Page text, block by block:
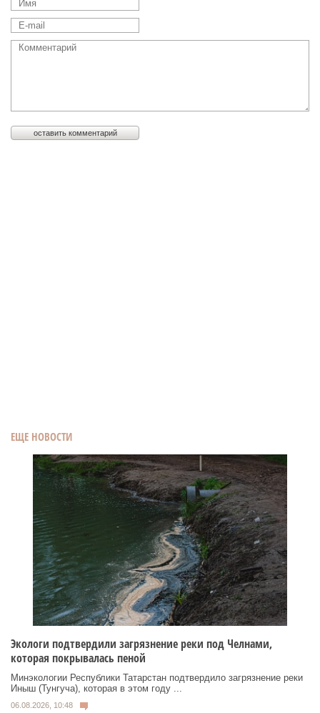
ЕЩЕ НОВОСТИ
Экологи подтвердили загрязнение реки под Челнами,
которая покрывалась пеной
Минэкологии Республики Татарстан подтвердило загрязнение реки
Иныш (Тунгуча), которая в этом году ...
06.08.2026, 10:48